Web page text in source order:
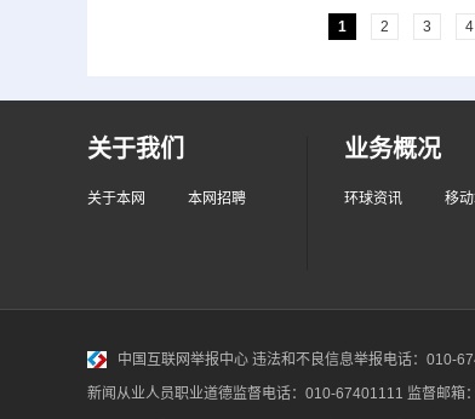
1 2 3 4
关于我们
关于本网 本网招聘
业务概况
环球资讯 移
中国互联网举报中心 违法和不良信息举报电话：010-
新闻从业人员职业道德监督电话：010-67401111 监督邮